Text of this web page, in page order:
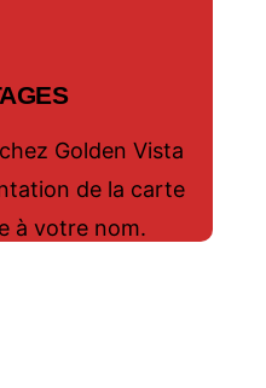
Golden Vista
de la carte
à votre nom.